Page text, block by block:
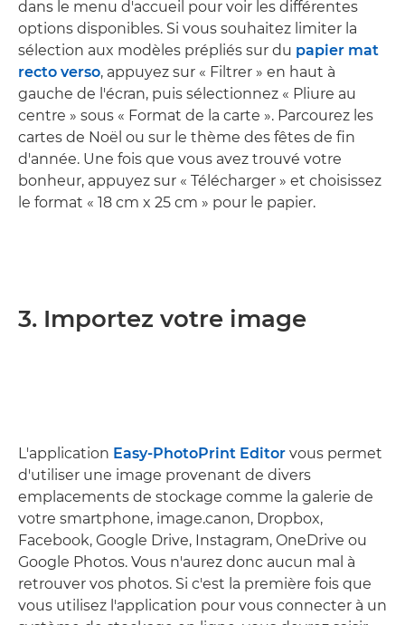
dans le menu d'accueil pour voir les différentes
options disponibles. Si vous souhaitez limiter la
sélection aux modèles prépliés sur du papier mat
recto verso, appuyez sur « Filtrer » en haut à
gauche de l'écran, puis sélectionnez « Pliure au
centre » sous « Format de la carte ». Parcourez les
cartes de Noël ou sur le thème des fêtes de fin
d'année. Une fois que vous avez trouvé votre
bonheur, appuyez sur « Télécharger » et choisissez
le format « 18 cm x 25 cm » pour le papier.
3. Importez votre image
L'application Easy-PhotoPrint Editor vous permet
d'utiliser une image provenant de divers
emplacements de stockage comme la galerie de
votre smartphone, image.canon, Dropbox,
Facebook, Google Drive, Instagram, OneDrive ou
Google Photos. Vous n'aurez donc aucun mal à
retrouver vos photos. Si c'est la première fois que
vous utilisez l'application pour vous connecter à un